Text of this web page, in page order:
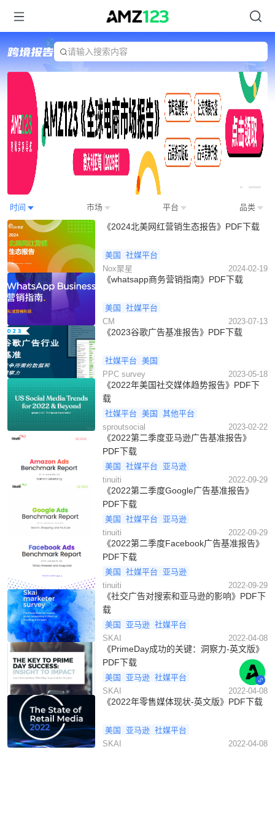
请输入搜索内容
Item
2
of
7
时间 市场 平台 品类
《2024北美网红营销生态报告》PDF下载
美国 社媒平台
Nox聚星
2024-02-19
《whatsapp商务营销指南》PDF下载
美国 社媒平台
CM
2023-07-13
《2023谷歌广告基准报告》PDF下载
社媒平台 美国
PPC survey
2023-05-18
《2022年美国社交媒体趋势报告》PDF下
载
社媒平台 美国 其他平台
sproutsocial
2023-02-22
《2022第二季度亚马逊广告基准报告》
PDF下载
美国 社媒平台
亚马逊
tinuiti
2022-09-29
《2022第二季度Google广告基准报告》
PDF下载
美国 社媒平台
亚马逊
tinuiti
2022-09-29
《2022第二季度Facebook广告基准报告》
PDF下载
美国 社媒平台
亚马逊
tinuiti
2022-09-29
《社交广告对搜索和亚马逊的影响》PDF下
载
美国 亚马逊 社媒平台
SKAI
2022-04-08
《PrimeDay成功的关键：洞察力-英文版》
PDF下载
美国 亚马逊 社媒平台
SKAI
2022-04-08
《2022年零售媒体现状-英文版》PDF下载
美国 亚马逊 社媒平台
SKAI
2022-04-08